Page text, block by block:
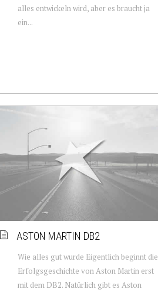
alles entwickeln wird, aber es braucht ja
ein...
ASTON MARTIN DB2
Wie alles gut wurde Eigentlich beginnt die
Erfolgsgeschichte von Aston Martin erst
mit dem DB2. Natürlich gibt es Aston